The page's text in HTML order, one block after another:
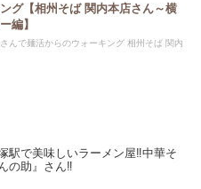
グ【相州そば 関内本店さん～横
編】
んで麺活からのウォーキング 相州そば 関内
駅で美味しいラーメン屋‼中華そ
の助』さん‼